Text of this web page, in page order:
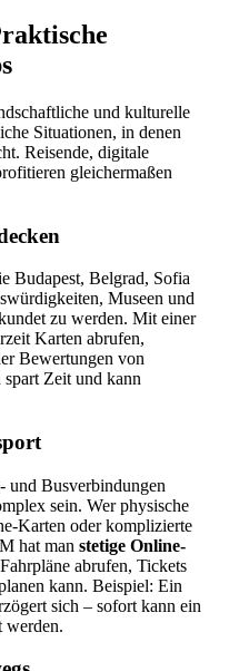
und kulturelle
Situationen, in denen
Reisende, digitale
gleichermaßen
Budapest, Belgrad, Sofia
Museen und
zu werden. Mit einer
Karten abrufen,
Bewertungen von
Zeit und kann
und Busverbindungen
sein. Wer physische
Karten oder komplizierte
hat man stetige Online-
abrufen, Tickets
kann. Beispiel: Ein
sich – sofort kann ein
werden.